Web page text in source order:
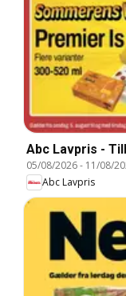
Abc Lavpris -
05/08/2026- 11/08/
Abc Lavpris